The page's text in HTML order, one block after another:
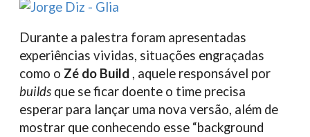
Durante a palestra foram apresentadas
experiências vividas, situações engraçadas
como o Zé do Build , aquele responsável por
builds que se ficar doente o time precisa
esperar para lançar uma nova versão, além de
mostrar que conhecendo esse “background